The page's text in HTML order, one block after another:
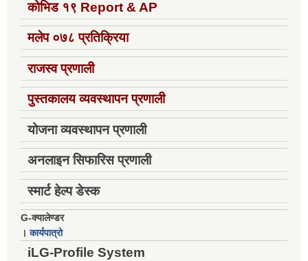
कोभिड १९ Report & AP
मलेप ०७८ प्रतिक्रिया
राजस्व प्रणाली
पुस्तकालय व्यवस्थापन प्रणाली
योजना व्यवस्थापन प्रणाली
अनलाइन सिफारिस प्रणाली
स्मार्ट हेल्प डेस्क
G-क्यालेण्डर
।कार्यपात्रो
iLG-Profile System